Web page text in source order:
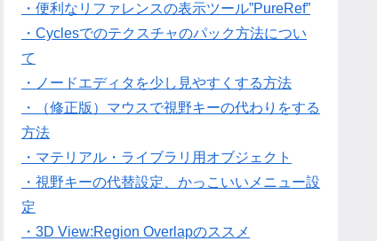
・便利なリファレンスの表示ツール”PureRef”
・Cyclesでのテクスチャのパック方法につい
て
・ノードエディタを少し見やすくする方法
・（修正版）マウスで視野キーの代わりをする
方法
・マテリアル・ライブラリ用オブジェクト
・視野キーの代替設定、かっこいいメニュー設
定
・3D View:Region Overlapのススメ